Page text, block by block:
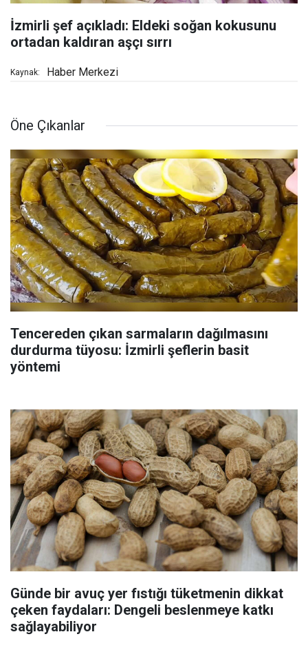
İzmirli şef açıkladı: Eldeki soğan kokusunu
ortadan kaldıran aşçı sırrı
Kaynak: Haber Merkezi
Öne Çıkanlar
Tencereden çıkan sarmaların dağılmasını
durdurma tüyosu: İzmirli şeflerin basit
yöntemi
Günde bir avuç yer fıstığı tüketmenin dikkat
çeken faydaları: Dengeli beslenmeye katkı
sağlayabiliyor